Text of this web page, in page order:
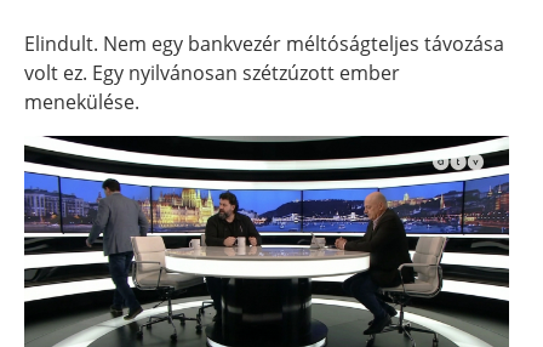
Elindult. Nem egy bankvezér méltóságteljes távozása
volt ez. Egy nyilvánosan szétzúzott ember
menekülése.